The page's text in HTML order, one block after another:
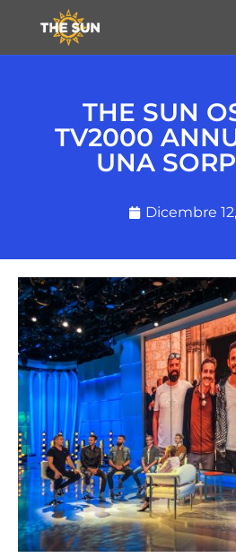
THE SUN
TV2000
UNA
Dicembre